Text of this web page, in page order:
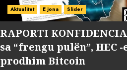
Aktualitet E jona Slider
RAPORTI
sa “frengu pulën”,
prodhim Bitcoin